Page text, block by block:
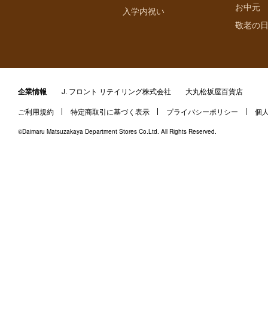
入学内祝い
お中元
敬老の日
企業情報 J. フロント リテイリング株式会社
大丸松坂屋百貨店
ご利用規約
特定商取引に基づく表示 プライバシーポリシー 個
©Daimaru Matsuzakaya Department Stores Co.Ltd. All Rights Reserved.